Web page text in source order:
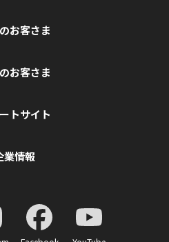
お客さま
お客さま
トサイト
業情報